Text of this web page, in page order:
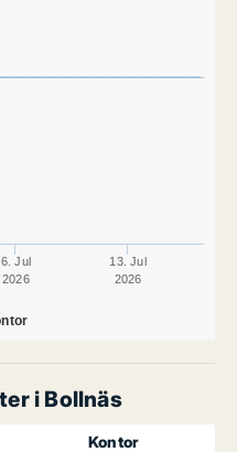
6. Jul
2026
13. Jul
2026
i Bollnäs
Kontor